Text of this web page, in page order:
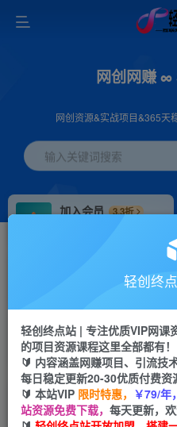
网创网赚 ∞
网创资源&实战项目&365天
输入关键词搜索
加入会员
3.3折
推广返佣高达70%
投稿专区 免费
教程必须完整详细
轻创终
轻创终点站 | 专注优质VIP网课
的项目资源课程这里全部都有！
🔰 内容涵盖网赚项目、引流技
每日稳定更新20-30优质付费资
🔰 本站VIP 限时特惠， ￥79/年
站资源免费下载， 每天更新，欢